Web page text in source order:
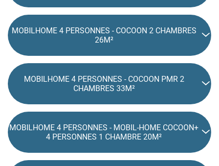
MOBILHOME 4 PERSONNES - COCOON 2 CHAMBRES
26M²
MOBILHOME 4 PERSONNES - COCOON PMR 2
CHAMBRES 33M²
MOBILHOME 4 PERSONNES - MOBIL-HOME COCOON+
4 PERSONNES 1 CHAMBRE 20M²